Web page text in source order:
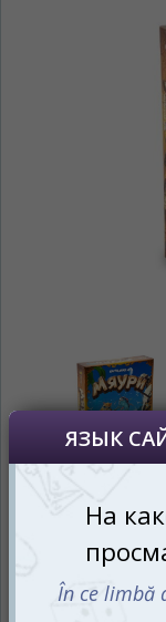
На каком
În ce limbă ați dori
Беспокоим Вас
сохраним
Vă vom deranja
vom salva
Если вы
сайта, то это
правом
Dacă doriți să
RO